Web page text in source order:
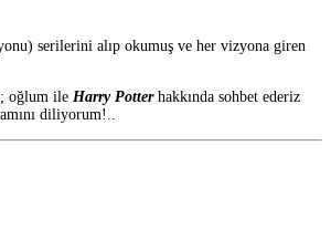
serilerini alıp okumuş ve her vizyona giren
oğlum ile Harry Potterhakkında sohbet ederiz
diliyorum!..